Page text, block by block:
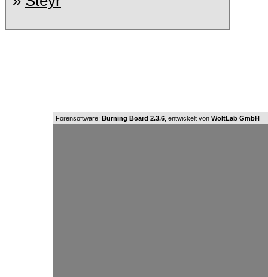
Forensoftware: Burning Board 2.3.6, entwickelt von WoltLab GmbH